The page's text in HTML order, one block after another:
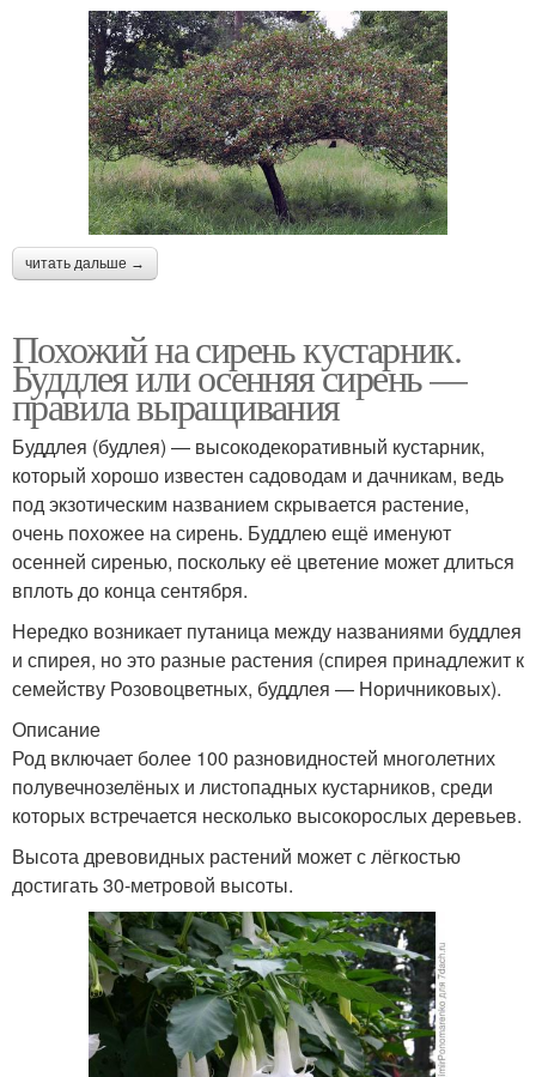
читать дальше →
Похожий на сирень кустарник.
Буддлея или осенняя сирень —
правила выращивания
Буддлея (будлея) — высокодекоративный кустарник,
который хорошо известен садоводам и дачникам, ведь
под экзотическим названием скрывается растение,
очень похожее на сирень. Буддлею ещё именуют
осенней сиренью, поскольку её цветение может длиться
вплоть до конца сентября.
Нередко возникает путаница между названиями буддлея
и спирея, но это разные растения (спирея принадлежит к
семейству Розовоцветных, буддлея — Норичниковых).
Описание
Род включает более 100 разновидностей многолетних
полувечнозелёных и листопадных кустарников, среди
которых встречается несколько высокорослых деревьев.
Высота древовидных растений может с лёгкостью
достигать 30-метровой высоты.